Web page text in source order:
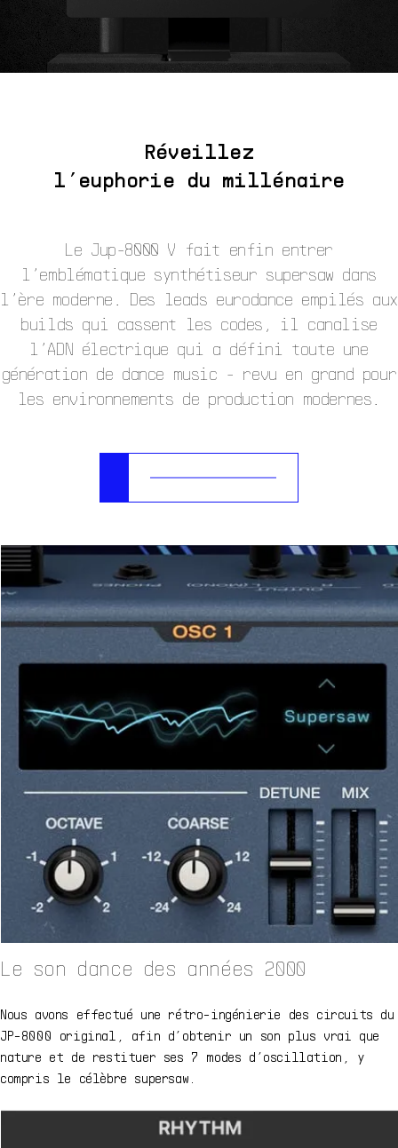
Réveillez
l’euphorie du millénaire
Le Jup-8000 V fait enfin entrer
l’emblématique synthétiseur supersaw dans
l’ère moderne. Des leads eurodance empilés aux
builds qui cassent les codes, il canalise
l’ADN électrique qui a défini toute une
génération de dance music - revu en grand pour
les environnements de production modernes.
Le son dance des années 2000
Nous avons effectué une rétro-ingénierie des circuits du
JP-8000 original, afin d’obtenir un son plus vrai que
nature et de restituer ses 7 modes d’oscillation, y
compris le célèbre supersaw.